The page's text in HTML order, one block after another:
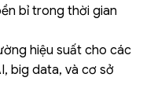
bỉ trong thời gian
hiệu suất cho các
big data, và cơ sở